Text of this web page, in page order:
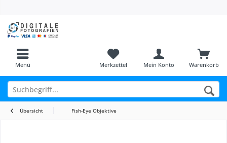
Menü Warenkorb
Merkzettel Mein Konto
Übersicht Fish-Eye Objektive